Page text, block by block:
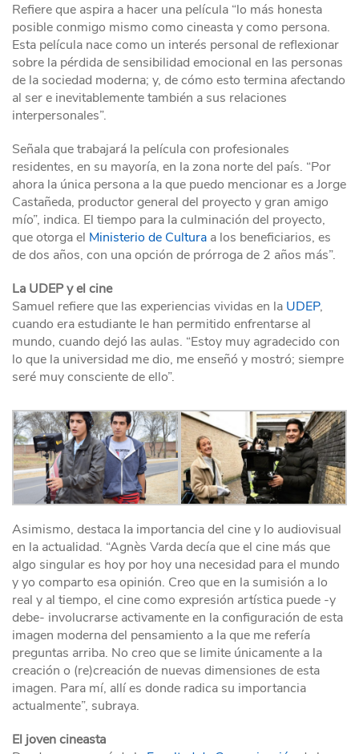
Refiere que aspira a hacer una película “lo más honesta
posible conmigo mismo como cineasta y como persona.
Esta película nace como un interés personal de reflexionar
sobre la pérdida de sensibilidad emocional en las personas
de la sociedad moderna; y, de cómo esto termina afectando
al ser e inevitablemente también a sus relaciones
interpersonales”.
Señala que trabajará la película con profesionales
residentes, en su mayoría, en la zona norte del país. “Por
ahora la única persona a la que puedo mencionar es a Jorge
Castañeda, productor general del proyecto y gran amigo
mío”, indica. El tiempo para la culminación del proyecto,
que otorga el Ministerio de Cultura a los beneficiarios, es
de dos años, con una opción de prórroga de 2 años más”.
La UDEP y el cine
Samuel refiere que las experiencias vividas en la UDEP,
cuando era estudiante le han permitido enfrentarse al
mundo, cuando dejó las aulas. “Estoy muy agradecido con
lo que la universidad me dio, me enseñó y mostró; siempre
seré muy consciente de ello”.
Asimismo, destaca la importancia del cine y lo audiovisual
en la actualidad. “Agnès Varda decía que el cine más que
algo singular es hoy por hoy una necesidad para el mundo
y yo comparto esa opinión. Creo que en la sumisión a lo
real y al tiempo, el cine como expresión artística puede -y
debe- involucrarse activamente en la configuración de esta
imagen moderna del pensamiento a la que me refería
preguntas arriba. No creo que se limite únicamente a la
creación o (re)creación de nuevas dimensiones de esta
imagen. Para mí, allí es donde radica su importancia
actualmente”, subraya.
El joven cineasta